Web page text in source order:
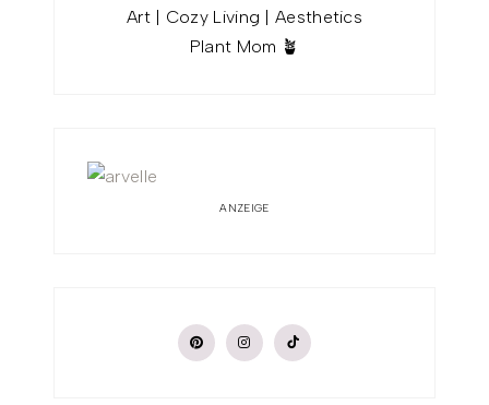
Art | Cozy Living | Aesthetics
Plant Mom 🪴
ANZEIGE